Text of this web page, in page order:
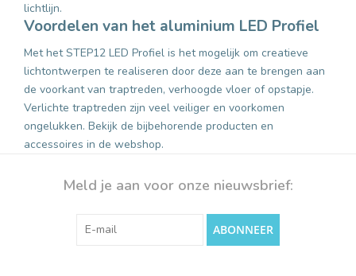
lichtlijn.
Voordelen van het aluminium LED Profiel
Met het STEP12 LED Profiel is het mogelijk om creatieve
lichtontwerpen te realiseren door deze aan te brengen aan
de voorkant van traptreden, verhoogde vloer of opstapje.
Verlichte traptreden zijn veel veiliger en voorkomen
ongelukken. Bekijk de bijbehorende producten en
accessoires in de webshop.
Meld je aan voor onze nieuwsbrief:
ABONNEER